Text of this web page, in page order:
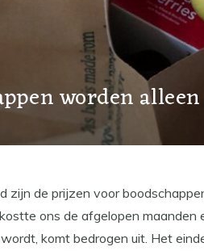
worden
zijn de prijzen voor
ons de afgelopen maanden
komt bedrogen uit. Het